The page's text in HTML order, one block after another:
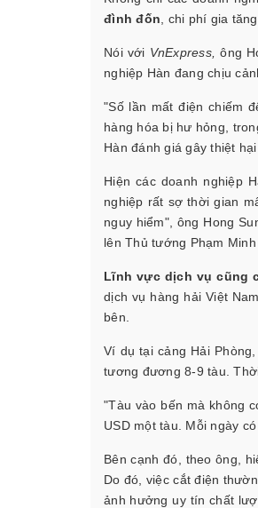
đình đốn , chi phí gia
Nói với VnExpress, ông
nghiệp Hàn đang chịu
"Số lần mất điện chiếm
hàng hóa bị hư hỏng,
Hàn đánh giá gây thiệt
Hiện các doanh nghiệp
nghiệp rất sợ thời gian
nguy hiểm", ông Hong
lên Thủ tướng Phạm
Lĩnh vực dịch vụ cũng
dịch vụ hàng hải Việt
bên.
Ví dụ tại cảng Hải
tương đương 8-9 tàu.
"Tàu vào bến mà không
USD một tàu. Mỗi ngày
Bên cạnh đó, theo ông,
Do đó, việc cắt điện
ảnh hưởng uy tín chất